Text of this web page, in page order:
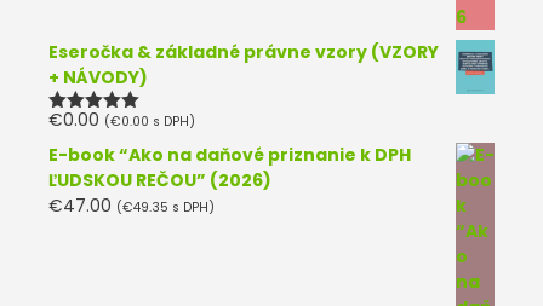
Eseročka & základné právne vzory (VZORY
+ NÁVODY)
Hodnotenie
€0.00 (€0.00 s DPH)
E-book “Ako na daňové priznanie k DPH
ĽUDSKOU REČOU” (2026)
€47.00 (€49.35 s DPH)